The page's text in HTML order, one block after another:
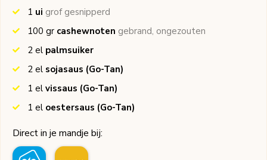
1 ui grof gesnipperd
100 gr cashewnoten gebrand, ongezouten
2 el palmsuiker
2 el sojasaus (Go-Tan)
1 el vissaus (Go-Tan)
1 el oestersaus (Go-Tan)
Direct in je mandje bij: